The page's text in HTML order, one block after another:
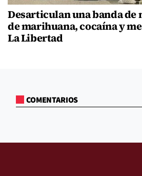
Desarticulan una banda de
de marihuana, cocaína y
La Libertad
COMENTARIOS